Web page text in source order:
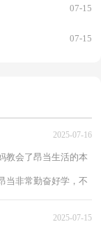
07-15
07-15
2025-07-16
教会了昂当生活的本
当非常勤奋好学，不
2025-07-15